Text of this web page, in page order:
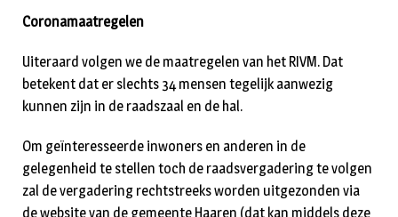
Coronamaatregelen
Uiteraard volgen we de maatregelen van het RIVM. Dat
betekent dat er slechts 34 mensen tegelijk aanwezig
kunnen zijn in de raadszaal en de hal.
Om geïnteresseerde inwoners en anderen in de
gelegenheid te stellen toch de raadsvergadering te volgen
zal de vergadering rechtstreeks worden uitgezonden via
de website van de gemeente Haaren (dat kan middels deze